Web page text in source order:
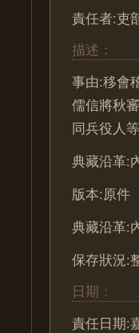
責任者:吏
描述：
事由:移會
儒信將秋
同兵役人
典藏沿革:
版本:原件
典藏沿革:
保存狀況:
日期：
責任日期: